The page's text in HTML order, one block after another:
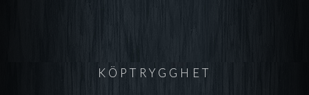
KÖPTRYGGHET